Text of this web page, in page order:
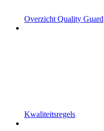
Overzicht Quality Guard
Kwaliteitsregels